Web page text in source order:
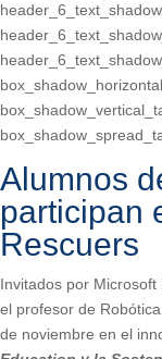
Alumnos
participan
Rescuers
Invitados por
el profesor de
de noviembre en el